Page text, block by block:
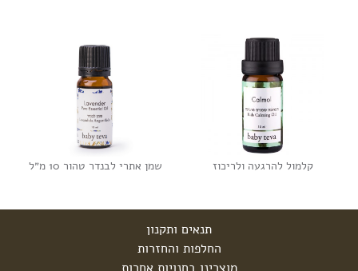
קלמול להרגעה ולריכוז שמן אתרי לבנדר טהור 10 מ״ל
תנאים ותקנון
החלפות והחזרות